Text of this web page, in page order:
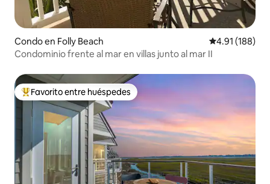
Condo en Folly Beach Calificación
4.91 (188)
Condominio frente al mar en villas junto al mar II
Favorito entre huéspedes preferido
Favorito entre huéspedes